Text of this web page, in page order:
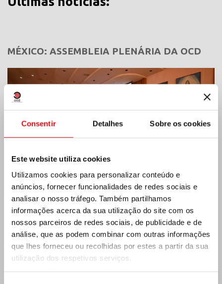
Consentir Detalhes Sobre os cookies
Este website utiliza cookies
Utilizamos cookies para personalizar conteúdo e
anúncios, fornecer funcionalidades de redes sociais e
analisar o nosso tráfego. Também partilhamos
informações acerca da sua utilização do site com os
nossos parceiros de redes sociais, de publicidade e de
análise, que as podem combinar com outras informações
que lhes forneceu ou recolhidas por estes a partir da sua
utilização dos respetivos serviços.
MÉXICO: ASSEMBLEIA PLENÁRIA DA OCD
Índia: Bênção e inauguração do museu Lumen
Carmeli